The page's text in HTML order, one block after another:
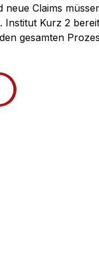
Claims
Institut Kurz 2
gesamten